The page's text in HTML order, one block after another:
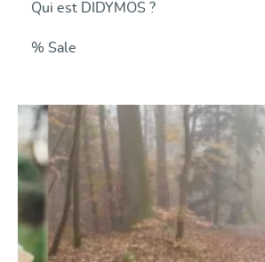
Qui est DIDYMOS ?
% Sale